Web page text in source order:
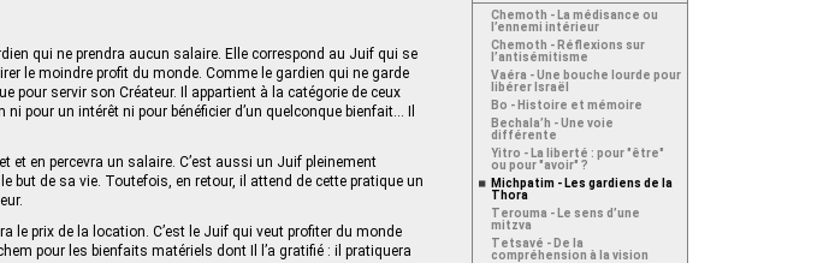
qui ne prendra aucun salaire. Elle correspond au Juif qui se
le moindre profit du monde. Comme le gardien qui ne garde
pour servir son Créateur. Il appartient à la catégorie de ceux
pour un intérêt ni pour bénéficier d’un quelconque bienfait… Il
et en percevra un salaire. C’est aussi un Juif pleinement
but de sa vie. Toutefois, en retour, il attend de cette pratique un
le prix de la location. C’est le Juif qui veut profiter du monde
pour les bienfaits matériels dont Il l’a gratifié : il pratiquera
Chemoth - La médisance ou
l’ennemi intérieur
Chemoth - Réflexions sur
l’antisémitisme
Vaéra - Une bouche lourde pour
libérer Israël
Bo - Histoire et mémoire
Bechala’h - Une voie
différente
Yitro - La liberté : pour "être"
ou pour "avoir" ?
Michpatim - Les gardiens de la
Thora
Terouma - Le sens d’une
mitzva
Tetsavé - De la
compréhension à la vision